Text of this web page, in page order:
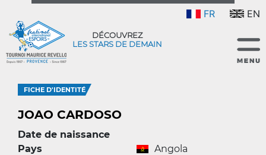
FR EN
DÉCOUVREZ
LES STARS DE DEMAIN
FICHE D'IDENTITÉ
JOAO CARDOSO
Date de naissance
Pays
Angola